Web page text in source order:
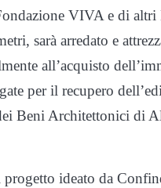
VIVA e di
sarà arredato e
all’acquisto
per il recupero
Beni Architettonici di
ideato da